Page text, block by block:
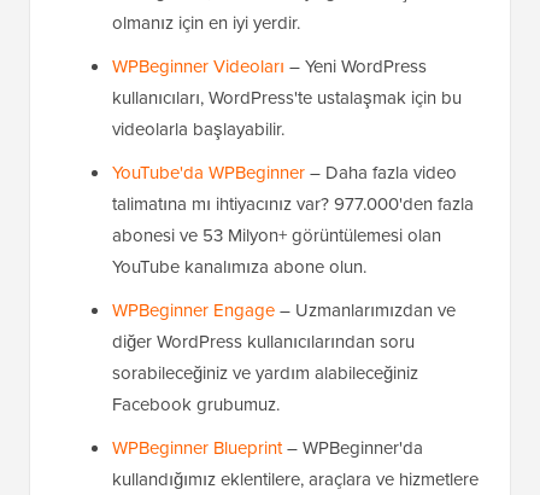
olmanız için en iyi yerdir.
WPBeginner Videoları – Yeni WordPress
kullanıcıları, WordPress'te ustalaşmak için bu
videolarla başlayabilir.
YouTube'da WPBeginner– Daha fazla video
talimatına mı ihtiyacınız var? 977.000'den fazla
abonesi ve 53 Milyon+ görüntülemesi olan
YouTube kanalımıza abone olun.
WPBeginner Engage– Uzmanlarımızdan ve
diğer WordPress kullanıcılarından soru
sorabileceğiniz ve yardım alabileceğiniz
Facebook grubumuz.
WPBeginner Blueprint– WPBeginner'da
kullandığımız eklentilere, araçlara ve hizmetlere